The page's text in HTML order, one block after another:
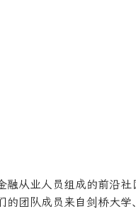
从业人员组成的前沿
团队成员来自剑桥大学